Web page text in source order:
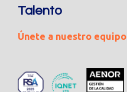
Talento
Únete a nuestro equipo